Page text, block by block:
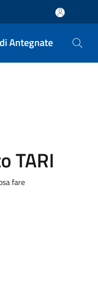
Antegnate
TARI
fare